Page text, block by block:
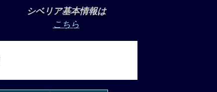
シベリア基本情報は
こちら